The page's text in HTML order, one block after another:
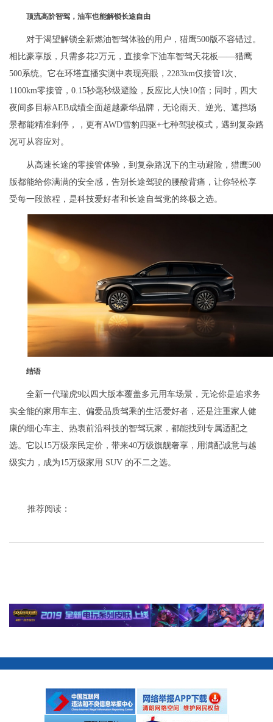
顶流高阶智驾，油车也能解锁长途自由
对于渴望解锁全新燃油智驾体验的用户，猎鹰500版不容错过。
相比豪享版，只需多花2万元，直接拿下油车智驾天花板——猎鹰
500系统。它在环塔直播实测中表现亮眼，2283km仅接管1次、
1100km零接管，0.15秒毫秒级避险，反应比人快10倍；同时，四大
夜间多目标AEB成绩全面超越豪华品牌，无论雨天、逆光、遮挡场
景都能精准刹停，，更有AWD雪豹四驱+七种驾驶模式，遇到复杂路
况可从容应对。
从高速长途的零接管体验，到复杂路况下的主动避险，猎鹰500
版都能给你满满的安全感，告别长途驾驶的腰酸背痛，让你轻松享
受每一段旅程，是科技爱好者和长途自驾党的终极之选。
结语
全新一代瑞虎9以四大版本覆盖多元用车场景，无论你是追求务
实全能的家用车主、偏爱品质驾乘的生活爱好者，还是注重家人健
康的细心车主、热衷前沿科技的智驾玩家，都能找到专属适配之
选。它以15万级亲民定价，带来40万级旗舰奢享，用满配诚意与越
级实力，成为15万级家用 SUV 的不二之选。
推荐阅读：